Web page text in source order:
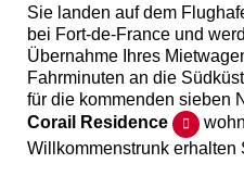
Sie landen auf dem
bei Fort-de-France und
Übernahme Ihres
Fahrminuten an die
für die kommenden sieben
Corail Residence
Willkommenstrunk erhalten